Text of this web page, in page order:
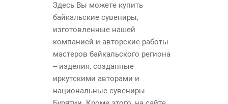
Здесь Вы можете купить
байкальские сувениры,
изготовленные нашей
компанией и авторские работы
мастеров байкальского региона
– изделия, созданные
иркутскими авторами и
национальные сувениры